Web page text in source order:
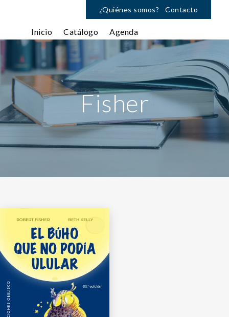
¿Quiénes somos? Contacto
Inicio Catálogo Agenda
Fisher